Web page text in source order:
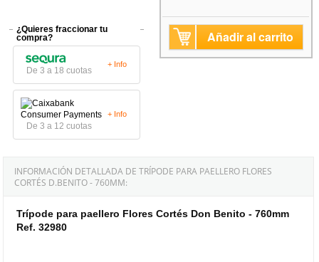
¿Quieres fraccionar tu
compra?
De 3 a 18 cuotas
+ Info
De 3 a 12 cuotas
+ Info
Añadir al carrito
INFORMACIÓN DETALLADA DE TRÍPODE PARA PAELLERO FLORES
CORTÉS D.BENITO - 760MM:
Trípode para paellero Flores Cortés Don Benito - 760mm
Ref. 32980